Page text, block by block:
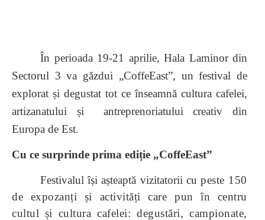
În perioada 19-21 aprilie, Hala Laminor din
Sectorul 3 va găzdui „CoffeEast”, un festival de
explorat și degustat tot ce înseamnă cultura cafelei,
artizanatului și antreprenoriatului creativ din
Europa de Est.
Cu ce surprinde prima ediție „CoffeEast”
Festivalul își așteaptă vizitatorii cu peste 150
de expozanți și activități care pun în centru
cultul și cultura cafelei: degustări, campionate,